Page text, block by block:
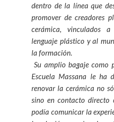
dentro de la línea que
promover de creadores
cerámica, vinculados
lenguaje plástico y al
la formación.
Su amplio bagaje como
Escuela Massana le ha
renovar la cerámica no
sino en contacto directo
podía comunicar la